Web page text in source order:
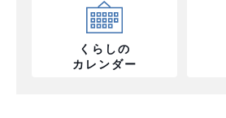
くらしの
カレンダー